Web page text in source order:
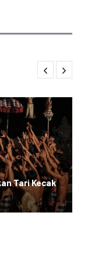
Tari Kecak